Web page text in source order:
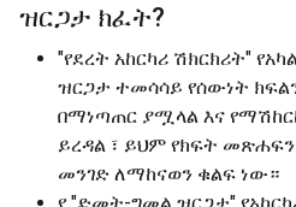
ዝርጋታ ክፈት?
"የደረት አከርካሪ ሽክርክሪት"
ዝርጋታ ተመሳሳይ የሰውነት ክፍልን
በማነጣጠር ያሟላል እና
ይረዳል ፣ ይህም የክፍት
መንገድ ለማከናወን ቁልፍ ነው።